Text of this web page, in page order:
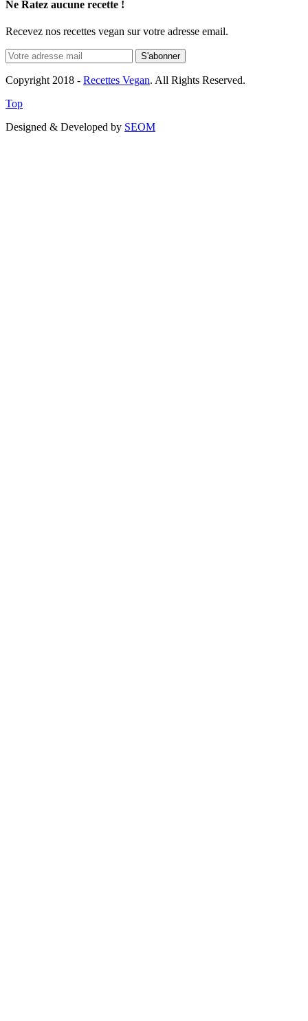
Ne Ratez aucune recette !
Recevez nos recettes vegan sur votre adresse email.
Copyright 2018 - Recettes Vegan. All Rights Reserved.
Top
Designed & Developed by SEOM